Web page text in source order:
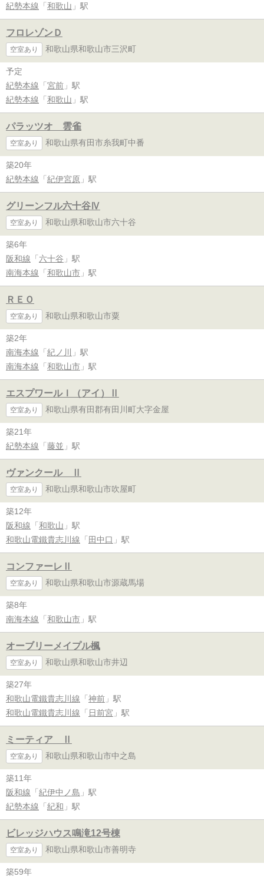
紀勢本線 「 和歌山 」駅
フロレゾンＤ
空室あり 和歌山県和歌山市三沢町
予定
紀勢本線 「 宮前 」駅
紀勢本線 「 和歌山 」駅
パラッツオ 雲雀
空室あり 和歌山県有田市糸我町中番
築20年
紀勢本線 「 紀伊宮原 」駅
グリーンフル六十谷Ⅳ
空室あり 和歌山県和歌山市六十谷
築6年
阪和線 「 六十谷 」駅
南海本線 「 和歌山市 」駅
ＲＥＯ
空室あり 和歌山県和歌山市粟
築2年
南海本線 「 紀ノ川
」駅
南海本線 「 和歌山市 」駅
エスプワールＩ（アイ）Ⅱ
空室あり 和歌山県有田郡有田川町大字金屋
築21年
紀勢本線 「 藤並 」駅
ヴァンクール Ⅱ
空室あり 和歌山県和歌山市吹屋町
築12年
阪和線 「 和歌山 」駅
和歌山電鐵貴志川線 「 田中口 」駅
コンファーレⅡ
空室あり 和歌山県和歌山市源蔵馬場
築8年
南海本線 「 和歌山市 」駅
オーブリーメイプル楓
空室あり 和歌山県和歌山市井辺
築27年
和歌山電鐵貴志川線 「 神前 」駅
和歌山電鐵貴志川線 「 日前宮 」駅
ミーティア Ⅱ
空室あり 和歌山県和歌山市中之島
築11年
阪和線 「 紀伊中ノ島 」駅
紀勢本線 「 紀和 」駅
ビレッジハウス鳴滝12号棟
空室あり 和歌山県和歌山市善明寺
築59年